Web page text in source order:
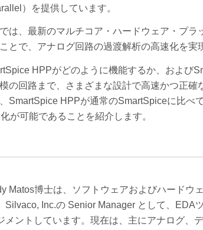
）を提供しています。
は、最新のマルチコア・ハードウェア・プ
とで、アナログ回路の過渡解析の高速化を実
HPPがどのように機能するか、および
の回路まで、さまざまな設計で高速かつ正
SmartSpice HPPが通常のSmartSpiceに比べ
が可能であることを紹介します。
Matos博士は、ソフトウェアおよびハードウ
Silvaco, Inc.の Senior Manager として、EDA
メントしています。現在は、主にアナログ、